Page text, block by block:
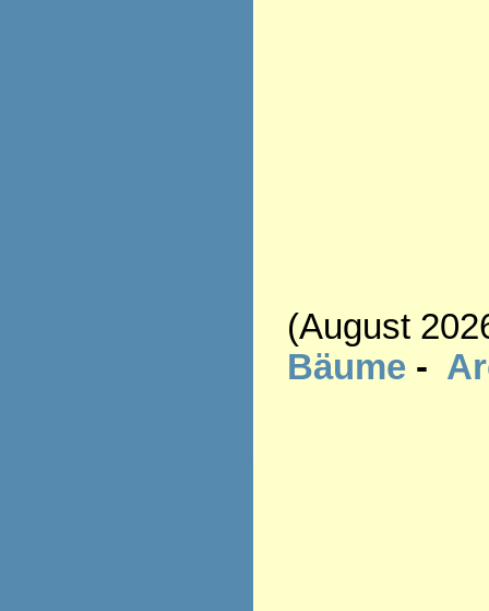
(August
Bäume - A